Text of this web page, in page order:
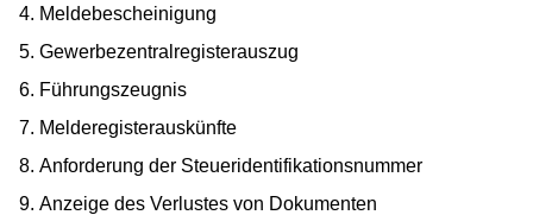
Meldebescheinigung
Gewerbezentralregisterauszug
Führungszeugnis
Melderegisterauskünfte
Anforderung der Steueridentifikationsnummer
Anzeige des Verlustes von Dokumenten